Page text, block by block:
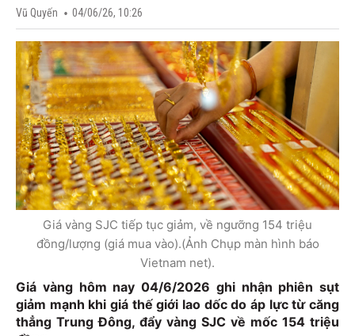
Vũ Quyến 04/06/26, 10:26
Giá vàng SJC tiếp tục giảm, về ngưỡng 154 triệu
đồng/lượng (giá mua vào).(Ảnh Chụp màn hình báo
Vietnam net).
Giá vàng hôm nay 04/6/2026 ghi nhận phiên sụt
giảm mạnh khi giá thế giới lao dốc do áp lực từ căng
thẳng Trung Đông, đẩy vàng SJC về mốc 154 triệu